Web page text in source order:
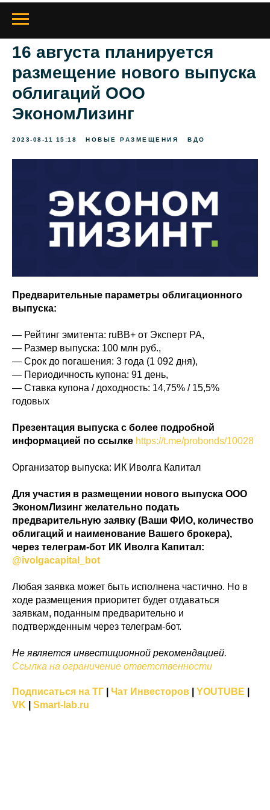
16 августа планируется
размещение нового выпуска
облигаций ООО
ЭкономЛизинг
2023-08-11 15:18 НОВЫЕ РАЗМЕЩЕНИЯ ВДО
Предварительные параметры облигационного
выпуска:
— Рейтинг эмитента: ruBB+ от Эксперт РА,
— Размер выпуска: 100 млн руб.,
— Срок до погашения: 3 года (1 092 дня),
— Периодичность купона: 91 день,
— Ставка купона / доходность: 14,75% / 15,5%
годовых
Презентация выпуска с более подробной
информацией по ссылке https://t.me/probonds/10028
Организатор выпуска: ИК Иволга Капитал
Для участия в размещении нового выпуска ООО
ЭкономЛизинг желательно подать
предварительную заявку (Ваши ФИО, количество
облигаций и наименование Вашего брокера),
через телеграм-бот ИК Иволга Капитал:
@ivolgacapital_bot
Любая заявка может быть исполнена частично. Но в
ходе размещения приоритет будет отдаваться
заявкам, поданным предварительно и
подтвержденным через телеграм-бот.
Не является инвестиционной рекомендацией.
Ссылка на ограничение ответственности
Подписаться на ТГ Чат Инвесторов YOUTUBE
VK
Smart-lab.ru